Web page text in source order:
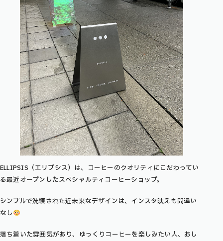
ELLIPSIS（エリプシス）は、コーヒーのクオリティにこだわってい
る最近オープンしたスペシャルティコーヒーショップ。
シンプルで洗練された近未来なデザインは、インスタ映えも間違い
なし
落ち着いた雰囲気があり、ゆっくりコーヒーを楽しみたい人、おし